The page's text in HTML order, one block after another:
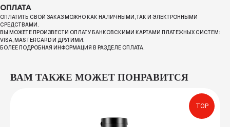
ОПЛАТА
ОПЛАТИТЬ СВОЙ ЗАКАЗ МОЖНО КАК НАЛИЧНЫМИ, ТАК И ЭЛЕКТРОННЫМИ
СРЕДСТВАМИ.
ВЫ МОЖЕТЕ ПРОИЗВЕСТИ ОПЛАТУ БАНКОВСКИМИ КАРТАМИ ПЛАТЕЖНЫХ СИСТЕМ:
VISA, MASTERCARD И ДРУГИМИ.
БОЛЕЕ ПОДРОБНАЯ ИНФОРМАЦИЯ В РАЗДЕЛЕ ОПЛАТА.
ВАМ ТАКЖЕ МОЖЕТ ПОНРАВИТСЯ
TOP